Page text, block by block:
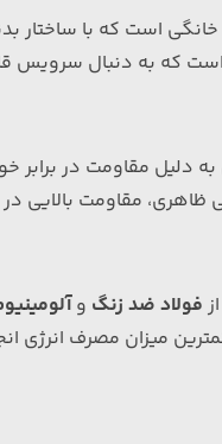
است که با
که به دنبال سرویس
است. این نوع استیل به دلیل
مقاومت بالایی در
فولاد ضد زنگ و
میزان مصرف انرژی